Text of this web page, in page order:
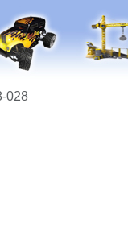
028